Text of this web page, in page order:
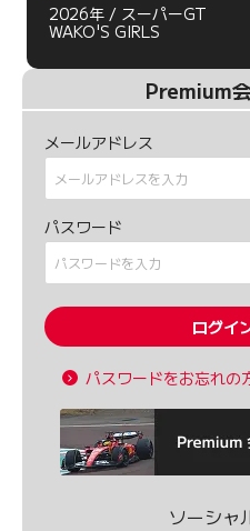
2026年 / スーパーGT
WAKO'S GIRLS
Premium
メールアドレス
パスワード
ログイ
パスワードをお忘れの
ソーシャ